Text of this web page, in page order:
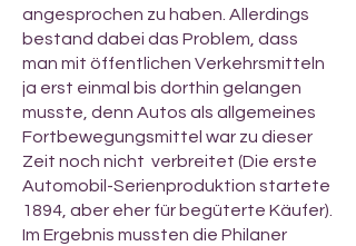
angesprochen zu haben. Allerdings
bestand dabei das Problem, dass
man mit öffentlichen Verkehrsmitteln
ja erst einmal bis dorthin gelangen
musste, denn Autos als allgemeines
Fortbewegungsmittel war zu dieser
Zeit noch nicht verbreitet (Die erste
Automobil-Serienproduktion startete
1894, aber eher für begüterte Käufer).
Im Ergebnis mussten die Philaner